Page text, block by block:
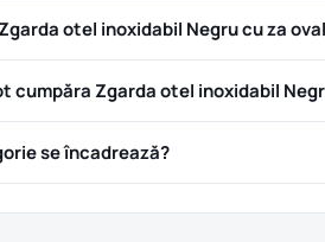
otel inoxidabil Negru cu za
cumpăra Zgarda otel inoxidabil
se încadrează?